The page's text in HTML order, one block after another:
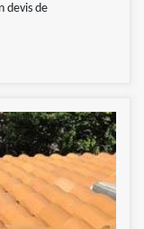
devis de